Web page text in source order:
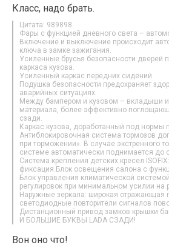
Класс, надо брать.
Цитата: 989898
Фары с функцией дневного света –
Включение и выключение происходит
ключа в замке зажигания.
Усиленные брусья безопасности дверей
каркаса кузова.
Усиленный каркас передних сидений.
Подушка безопасности предохраняет
аварийных ситуациях.
Между бампером и кузовом – вкладыши
материала, более эффективно
сзади.
Каркас кузова, доработанный под нормы
Антиблокировочная система тормозов
при торможении». В случае экстренного
системе автоматически поднимается до
Система крепления детских кресел
фиксация.Блок освещения салона с
Блок управления климатической
регулировок при минимальном усилии на
Наружные зеркала: широкая отражающая
светодиодные повторители сигналов
Дистанционный привод замков крышки
И БОЛЬШИЕ БУКВЫ LADA СЗАДИ!
Вон оно что!